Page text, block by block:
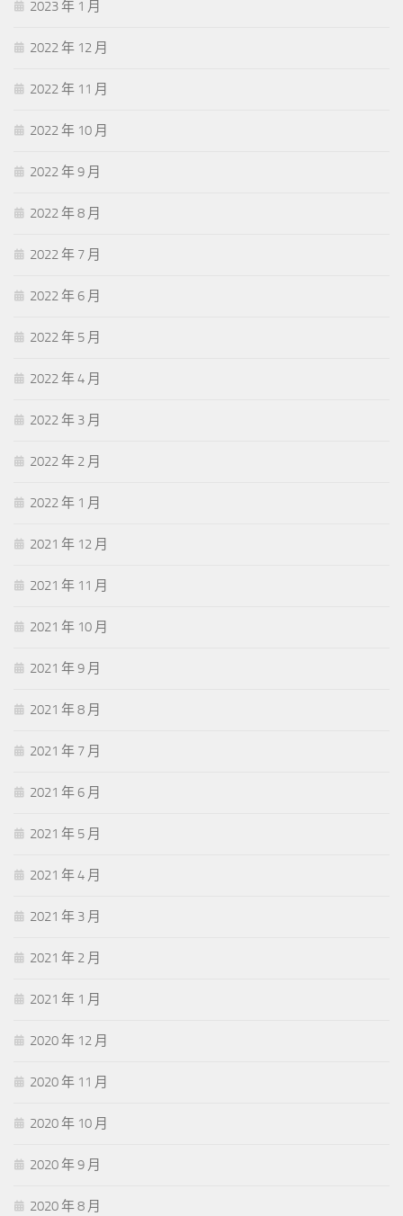
2023 年 1 月
2022 年 12 月
2022 年 11 月
2022 年 10 月
2022 年 9 月
2022 年 8 月
2022 年 7 月
2022 年 6 月
2022 年 5 月
2022 年 4 月
2022 年 3 月
2022 年 2 月
2022 年 1 月
2021 年 12 月
2021 年 11 月
2021 年 10 月
2021 年 9 月
2021 年 8 月
2021 年 7 月
2021 年 6 月
2021 年 5 月
2021 年 4 月
2021 年 3 月
2021 年 2 月
2021 年 1 月
2020 年 12 月
2020 年 11 月
2020 年 10 月
2020 年 9 月
2020 年 8 月